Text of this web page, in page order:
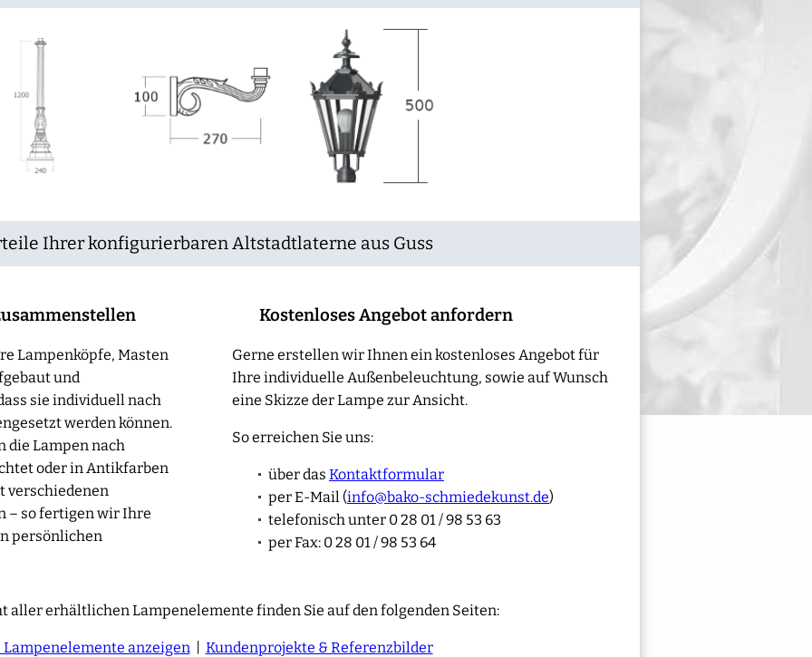
Ihrer konfigurierbaren Altstadtlaterne aus Guss
Lampenköpfe, Masten
und
sie individuell nach
werden können.
die Lampen nach
oder in Antikfarben
verschiedenen
– so fertigen wir Ihre
persönlichen
Kostenloses Angebot anfordern
Gerne erstellen wir Ihnen ein kostenloses Angebot für
Ihre individuelle Außenbeleuchtung, sowie auf Wunsch
eine Skizze der Lampe zur Ansicht.
So erreichen Sie uns:
über das Kontaktformular
per E-Mail (info@bako-schmiedekunst.de)
telefonisch unter 0 28 01 / 98 53 63
per Fax: 0 28 01 / 98 53 64
aller erhältlichen Lampenelemente finden Sie auf den folgenden Seiten:
anzeigen | Kundenprojekte & Referenzbilder